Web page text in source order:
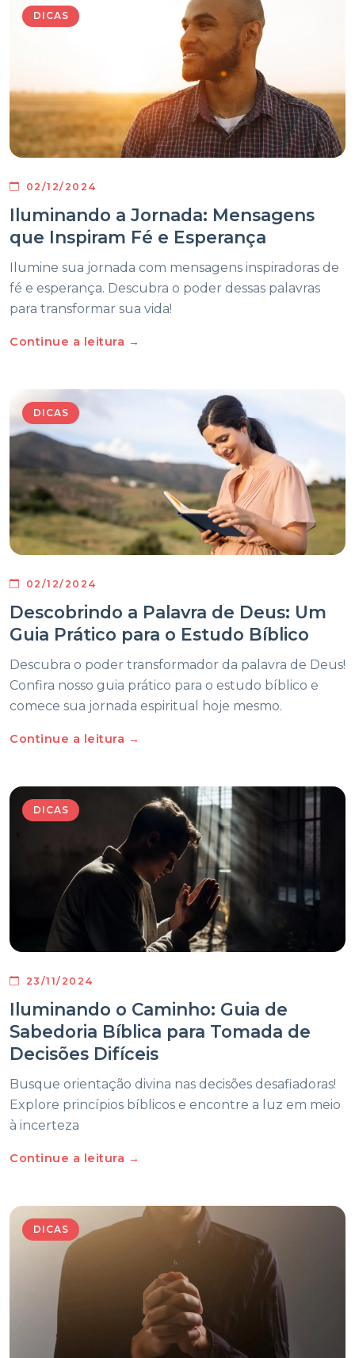
DICAS
02/12/2024
Iluminando a Jornada: Mensagens
que Inspiram Fé e Esperança
Ilumine sua jornada com mensagens inspiradoras de
fé e esperança. Descubra o poder dessas palavras
para transformar sua vida!
Continue a leitura →
DICAS
02/12/2024
Descobrindo a Palavra de Deus: Um
Guia Prático para o Estudo Bíblico
Descubra o poder transformador da palavra de Deus!
Confira nosso guia prático para o estudo bíblico e
comece sua jornada espiritual hoje mesmo.
Continue a leitura →
DICAS
23/11/2024
Iluminando o Caminho: Guia de
Sabedoria Bíblica para Tomada de
Decisões Difíceis
Busque orientação divina nas decisões desafiadoras!
Explore princípios bíblicos e encontre a luz em meio
à incerteza
Continue a leitura →
DICAS